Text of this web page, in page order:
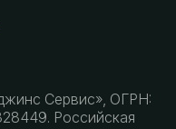
Сервис», ОГРН:
Российская